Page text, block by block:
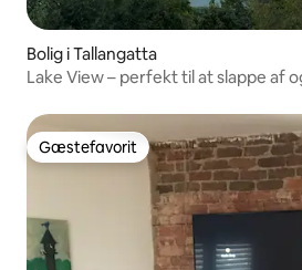
Bolig i Tallangatta
Lake View – perfekt til at slappe af
Gæstefavorit
Gæstefavorit